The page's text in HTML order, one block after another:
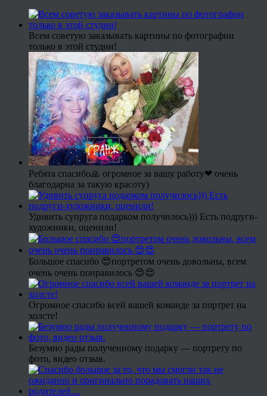
Всем советую заказывать картины по фотографии
только в этой студии!
Ребята спасибо🙏 огромное за вашу работу❤ очень
благодарна за такую красоту)
Удивить супруга подарком получилось))) Есть подруги-
художники, оценили!
Большое спасибо 😍портретом очень довольны, всем
очень очень понравилось 😍😍
Огромное спасибо всей вашей команде за портрет на
холсте!
Безумно рады полученному подарку — портрету по
фото, видео отзыв.